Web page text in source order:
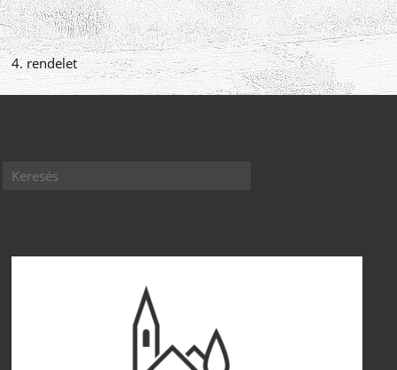
4. rendelet